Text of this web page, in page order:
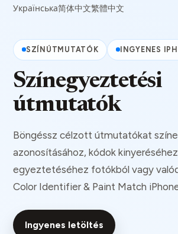
Українська简体中文繁體中文
SZÍNÚTMUTATÓK INGYENES
Színegyeztetési
útmutatók
Böngéssz célzott útmutatókat
azonosításához, kódok
egyeztetéséhez fotókból vagy
Color Identifier & Paint Match
Ingyenes letöltés